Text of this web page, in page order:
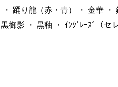
・ 踊り龍（赤・青） ・ 金華 ・
黒御影 ・ 黒釉 ・ ｲﾝｸﾞﾚｰｽﾞ（セ